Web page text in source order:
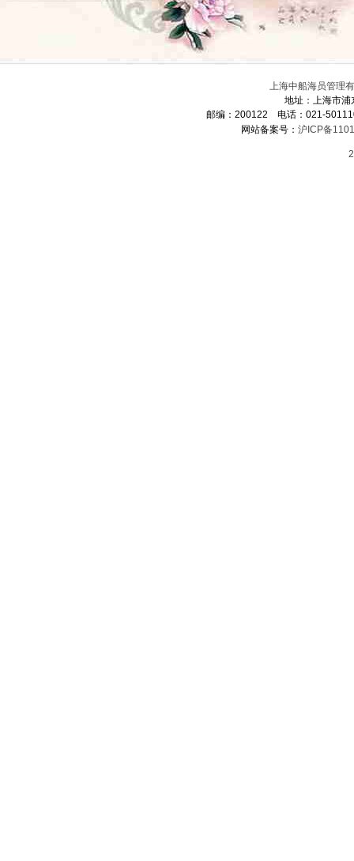
上海中船海员管理
地址：上海市
邮编：200122 电话：021-
网站备案号： 沪ICP备